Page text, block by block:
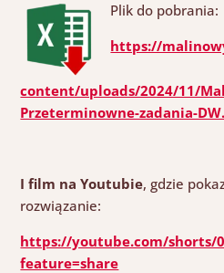
Plik do pobrania:
https://
content/uploads/2024/11/
Przeterminowne-zadania-
I film na Youtubie, gdzie
rozwiązanie:
https://youtube.com/shorts/
feature=share